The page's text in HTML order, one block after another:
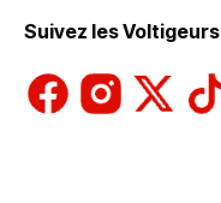
Suivez les Voltigeurs